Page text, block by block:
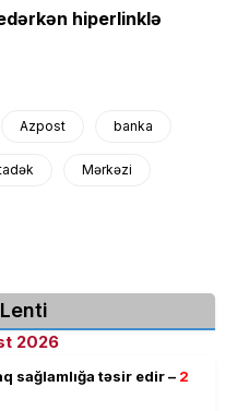
hiperlinklə
Azpost banka
Mərkəzi
2026
sağlamlığa təsir edir – 2